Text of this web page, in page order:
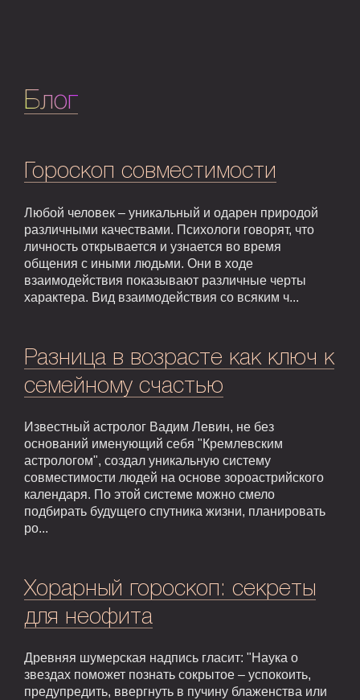
Блог
Гороскоп совместимости
Любой человек – уникальный и одарен природой
различными качествами. Психологи говорят, что
личность открывается и узнается во время
общения с иными людьми. Они в ходе
взаимодействия показывают различные черты
характера. Вид взаимодействия со всяким ч...
Разница в возрасте как ключ к
семейному счастью
Известный астролог Вадим Левин, не без
оснований именующий себя "Кремлевским
астрологом", создал уникальную систему
совместимости людей на основе зороастрийского
календаря. По этой системе можно смело
подбирать будущего спутника жизни, планировать
ро...
Хорарный гороскоп: секреты
для неофита
Древняя шумерская надпись гласит: "Наука о
звездах поможет познать сокрытое – успокоить,
предупредить, ввергнуть в пучину блаженства или